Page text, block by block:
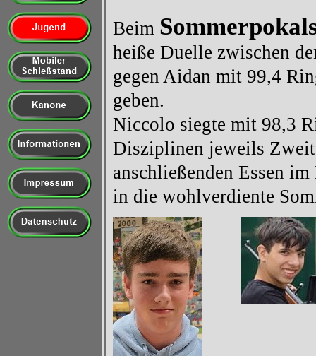
Beim
heiße Duelle zwischen
gegen Aidan mit 99,4
geben.
Niccolo siegte mit 98,3
Disziplinen jeweils
anschließenden Essen
in die wohlverdiente